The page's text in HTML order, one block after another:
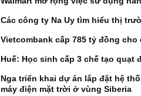
Các công ty Na Uy tìm hiểu thị
Vietcombank cấp 785 tỷ đồng
Huế: Học sinh cấp 3 chế tạo
Nga triển khai dự án lắp đặt hệ
máy điện mặt trời ở vùng Siberia